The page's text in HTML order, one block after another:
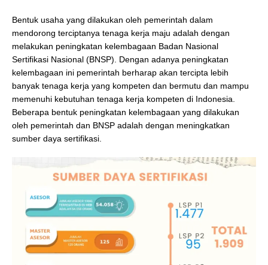
Bentuk usaha yang dilakukan oleh pemerintah dalam
mendorong terciptanya tenaga kerja maju adalah dengan
melakukan peningkatan kelembagaan Badan Nasional
Sertifikasi Nasional (BNSP). Dengan adanya peningkatan
kelembagaan ini pemerintah berharap akan tercipta lebih
banyak tenaga kerja yang kompeten dan bermutu dan mampu
memenuhi kebutuhan tenaga kerja kompeten di Indonesia.
Beberapa bentuk peningkatan kelembagaan yang dilakukan
oleh pemerintah dan BNSP adalah dengan meningkatkan
sumber daya sertifikasi.